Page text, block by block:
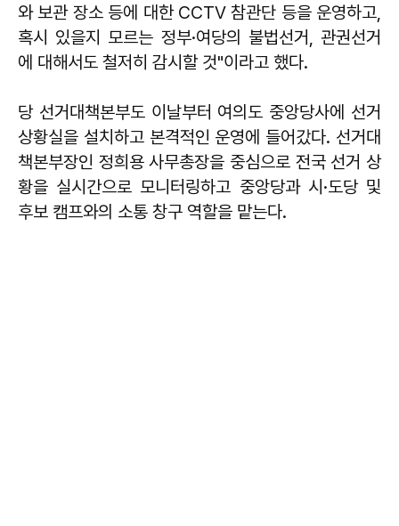
와 보관 장소 등에 대한 CCTV 참관단 등을 운영하고,
혹시 있을지 모르는 정부·여당의 불법선거, 관권선거
에 대해서도 철저히 감시할 것"이라고 했다.
당 선거대책본부도 이날부터 여의도 중앙당사에 선거
상황실을 설치하고 본격적인 운영에 들어갔다. 선거대
책본부장인 정희용 사무총장을 중심으로 전국 선거 상
황을 실시간으로 모니터링하고 중앙당과 시·도당 및
후보 캠프와의 소통 창구 역할을 맡는다.